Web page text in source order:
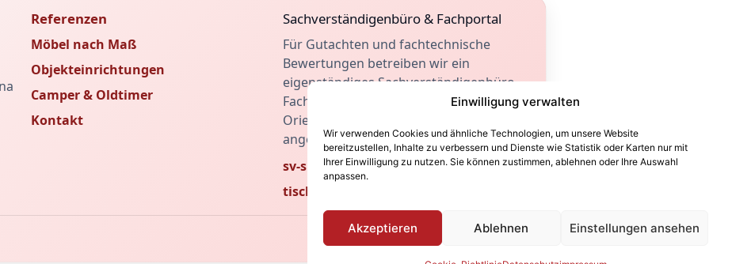
Einwilligung verwalten
Wir verwenden Cookies und ähnliche Technologien, um unsere Website
bereitzustellen, Inhalte zu verbessern und Dienste wie Statistik oder Karten nur mit
Ihrer Einwilligung zu nutzen. Sie können zustimmen, ablehnen oder Ihre Auswahl
anpassen.
Akzeptieren Ablehnen Einstellungen ansehen
Referenzen
Möbel nach Maß
Objekteinrichtungen
Camper & Oldtimer
Kontakt
Sachverständigenbüro & Fachportal
Für Gutachten und fachtechnische
Bewertungen betreiben wir ein
eigenständiges Sachverständigenbüro.
Fachbeiträge und technische
Orientierung finden Sie im
angeschlossenen Portal.
sv-sudhoff.de
tischler-sv.de
Impressum Datenschutz